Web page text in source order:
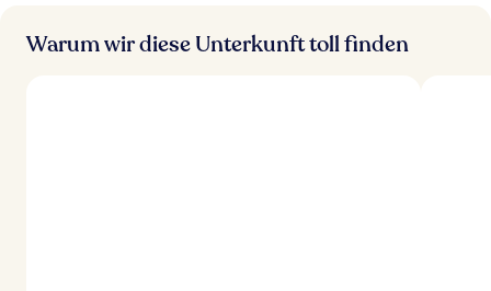
Warum wir diese Unterkunft toll finden